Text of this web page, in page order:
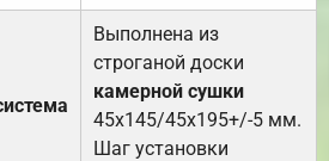
Выполнена из
строганой доски
камерной сушки
45х145/45х195+/-5 мм.
Шаг установки